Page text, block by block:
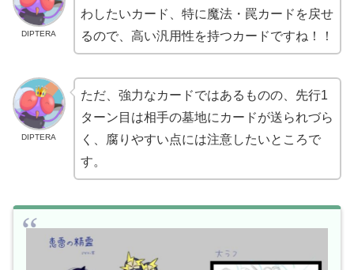
DIPTERA
わしたいカード、特に魔法・罠カードを戻せ
るので、高い汎用性を持つカードですね！！
DIPTERA
ただ、強力なカードではあるものの、先行1
ターン目は相手の墓地にカードが送られづら
く、腐りやすい点には注意したいところで
す。